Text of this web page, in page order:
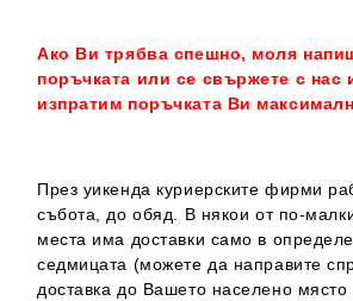
Ако Ви трябва спешно, моля
поръчката или се свържете с нас
изпратим поръчката Ви
През уикенда куриерските фирми
събота, до обяд. В някои от по-
места има доставки само в
седмицата (можете да направите
доставка до Вашето населено място